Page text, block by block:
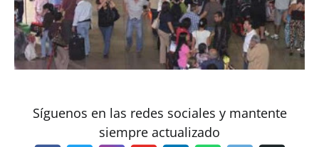
Síguenos en las redes sociales y mantente
siempre actualizado